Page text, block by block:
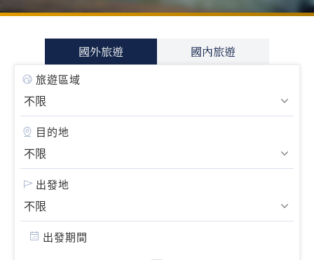
國外旅遊 國內旅遊
旅遊區域
目的地
出發地
出發期間